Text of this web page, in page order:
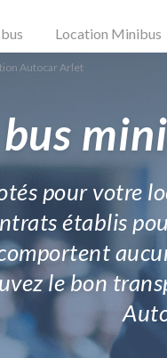
Location Minibus
Autocar Arlet
pour votre
établis
le bon